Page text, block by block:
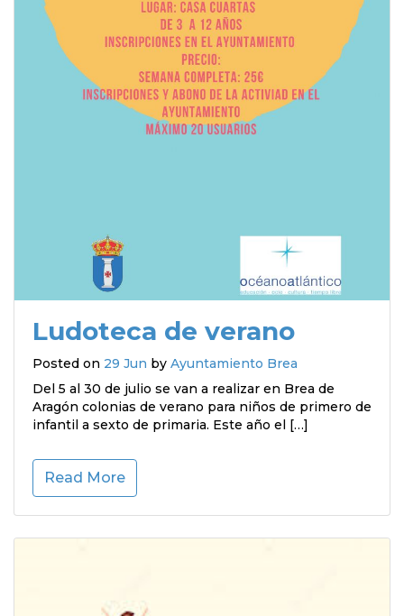
Ludoteca de verano
Posted on 29 Jun by Ayuntamiento Brea
Del 5 al 30 de julio se van a realizar en Brea de
Aragón colonias de verano para niños de primero de
infantil a sexto de primaria. Este año el […]
Read More